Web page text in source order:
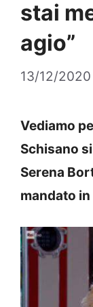
stai
agio”
13/12/2020
Vediamo
Schisano
Serena
mandato